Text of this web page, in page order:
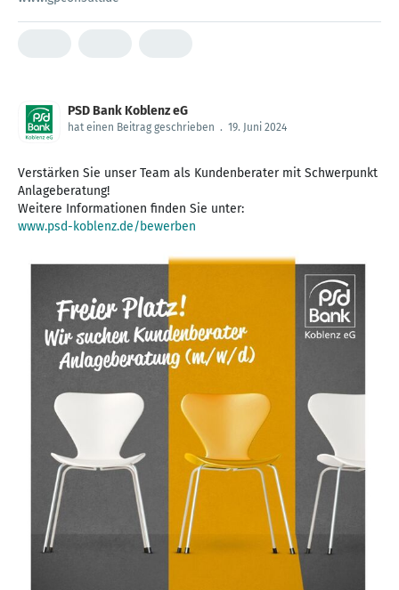
PSD Bank Koblenz eG
hat einen Beitrag geschrieben . 19. Juni 2024
Verstärken Sie unser Team als Kundenberater mit Schwerpunkt
Anlageberatung!
www.psd-koblenz.de/bewerben